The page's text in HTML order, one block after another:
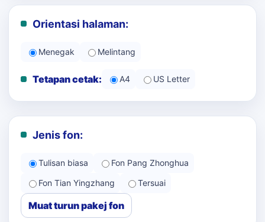
Orientasi halaman:
Menegak Melintang
Tetapan cetak: A4 US Letter
Jenis fon:
Tulisan biasa
Fon Pang Zhonghua
Fon Tian Yingzhang
Tersuai
Muat turun pakej fon